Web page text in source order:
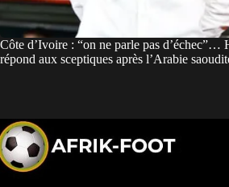
Côte d’Ivoire : “on ne parle pas d’échec”…
répond aux sceptiques après l’Arabie